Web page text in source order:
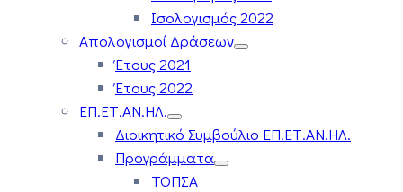
Ισολογισμός 2022
Απολογισμοί Δράσεων
Έτους 2021
Έτους 2022
ΕΠ.ΕΤ.ΑΝ.ΗΛ.
Διοικητικό Συμβούλιο ΕΠ.ΕΤ.ΑΝ.ΗΛ.
Προγράμματα
ΤΟΠΣΑ